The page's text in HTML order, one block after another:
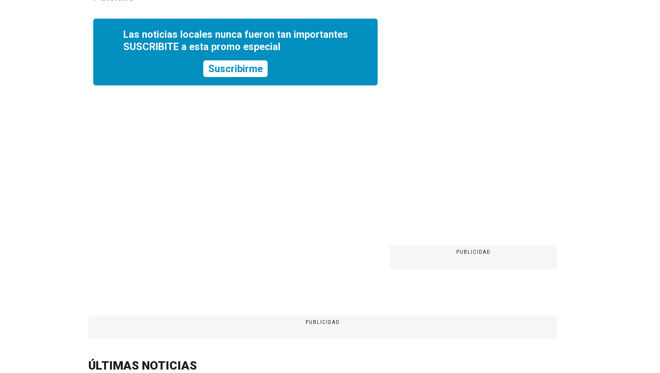
Las noticias locales nunca fueron tan importantes
SUSCRIBITE a esta promo especial
Suscribirme
PUBLICIDAD
PUBLICIDAD
ÚLTIMAS NOTICIAS